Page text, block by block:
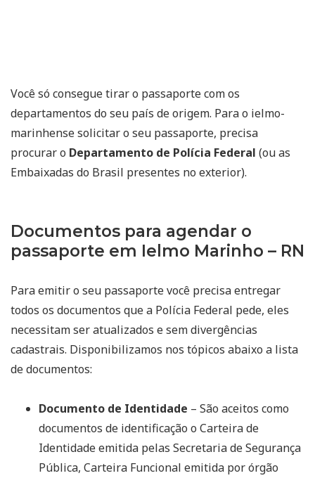
Você só consegue tirar o passaporte com os
departamentos do seu país de origem. Para o ielmo-
marinhense solicitar o seu passaporte, precisa
procurar o Departamento de Polícia Federal (ou as
Embaixadas do Brasil presentes no exterior).
Documentos para agendar o
passaporte em Ielmo Marinho – RN
Para emitir o seu passaporte você precisa entregar
todos os documentos que a Polícia Federal pede, eles
necessitam ser atualizados e sem divergências
cadastrais. Disponibilizamos nos tópicos abaixo a lista
de documentos:
Documento de Identidade – São aceitos como
documentos de identificação o Carteira de
Identidade emitida pelas Secretaria de Segurança
Pública, Carteira Funcional emitida por órgão